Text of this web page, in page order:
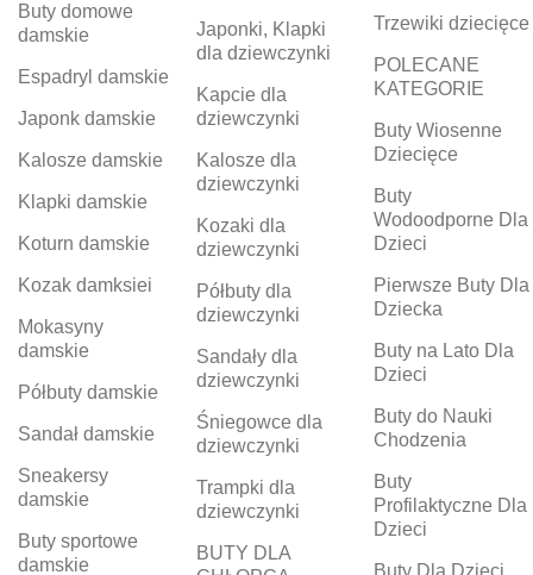
Buty domowe
damskie
Espadryl damskie
Japonk damskie
Kalosze damskie
Klapki damskie
Koturn damskie
Kozak damksiei
Mokasyny
damskie
Półbuty damskie
Sandał damskie
Sneakersy
damskie
Buty sportowe
damskie
Japonki, Klapki
dla dziewczynki
Kapcie dla
dziewczynki
Kalosze dla
dziewczynki
Kozaki dla
dziewczynki
Półbuty dla
dziewczynki
Sandały dla
dziewczynki
Śniegowce dla
dziewczynki
Trampki dla
dziewczynki
BUTY DLA
Trzewiki dziecięce
POLECANE
KATEGORIE
Buty Wiosenne
Dziecięce
Buty
Wodoodporne Dla
Dzieci
Pierwsze Buty Dla
Dziecka
Buty na Lato Dla
Dzieci
Buty do Nauki
Chodzenia
Buty
Profilaktyczne Dla
Dzieci